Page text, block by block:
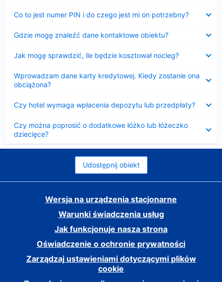
Co to jest numer PIN i do czego jest mi on potrzebny?
Gdzie mogę znaleźć dane kontaktowe obiektu?
Jak mogę sprawdzić, ile będzie kosztował nocleg?
Wprowadzam dane karty kredytowej. Kiedy zostanie ona
obciążona?
Czy hotel wymaga wpłacenia depozytu lub przedpłaty?
Czy można poprosić o dodatkowe łóżko lub łóżeczko
dziecięce?
Udostępnij obiekt
Wersja na urządzenia stacjonarne
Warunki świadczenia usług
Jak funkcjonuje nasza strona
Oświadczenie o ochronie prywatności
Zarządzaj ustawieniami dotyczącymi plików
cookie